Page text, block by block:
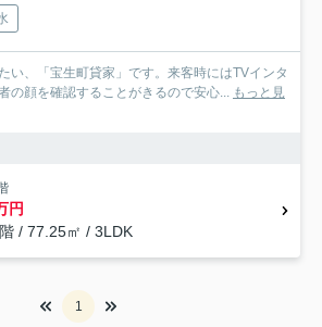
い、「宝生町貸家」です。来客時にはTVインタ
の顔を確認することがきるので安心... もっと見
円
/ 77.25㎡ / 3LDK
1